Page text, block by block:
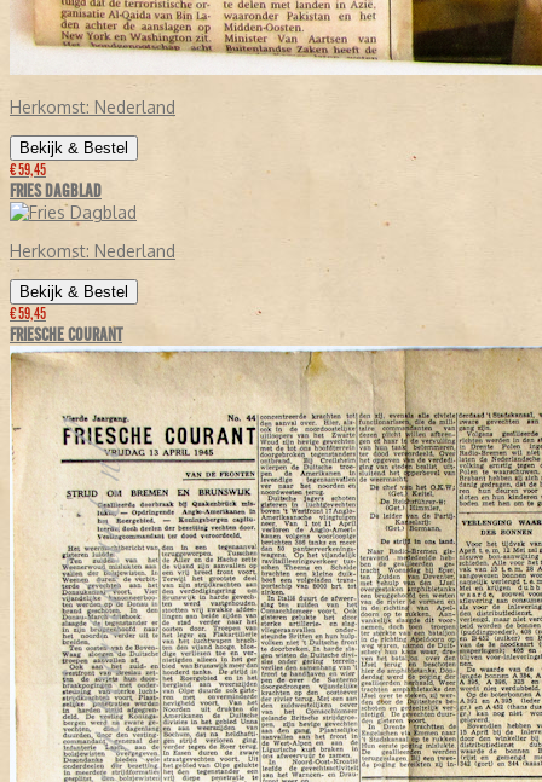
Herkomst: Nederland
Bekijk & Bestel
€ 59,45
FRIES DAGBLAD
Herkomst: Nederland
Bekijk & Bestel
€ 59,45
FRIESCHE COURANT